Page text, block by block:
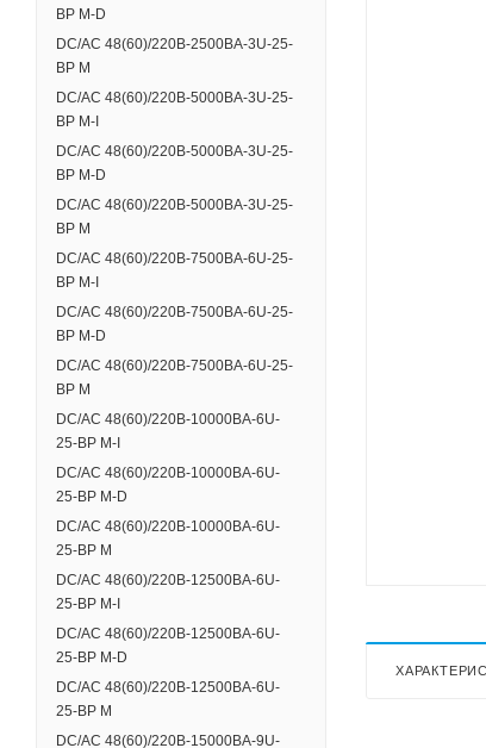
BP M-D
DC/AC 48(60)/220В-2500ВА-3U-25-
BP M
DC/AC 48(60)/220В-5000ВА-3U-25-
BP M-I
DC/AC 48(60)/220В-5000ВА-3U-25-
BP M-D
DC/AC 48(60)/220В-5000ВА-3U-25-
BP M
DC/AC 48(60)/220В-7500ВА-6U-25-
BP M-I
DC/AC 48(60)/220В-7500ВА-6U-25-
BP M-D
DC/AC 48(60)/220В-7500ВА-6U-25-
BP M
DC/AC 48(60)/220В-10000ВА-6U-
25-BP M-I
DC/AC 48(60)/220В-10000ВА-6U-
25-BP M-D
DC/AC 48(60)/220В-10000ВА-6U-
25-BP M
DC/AC 48(60)/220В-12500ВА-6U-
25-BP M-I
DC/AC 48(60)/220В-12500ВА-6U-
25-BP M-D
DC/AC 48(60)/220В-12500ВА-6U-
25-BP M
DC/AC 48(60)/220В-15000ВА-9U-